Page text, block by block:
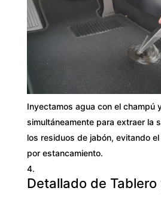
Inyectamos agua con el champú
simultáneamente para extraer la
los residuos de jabón, evitando
por estancamiento.
Detallado de